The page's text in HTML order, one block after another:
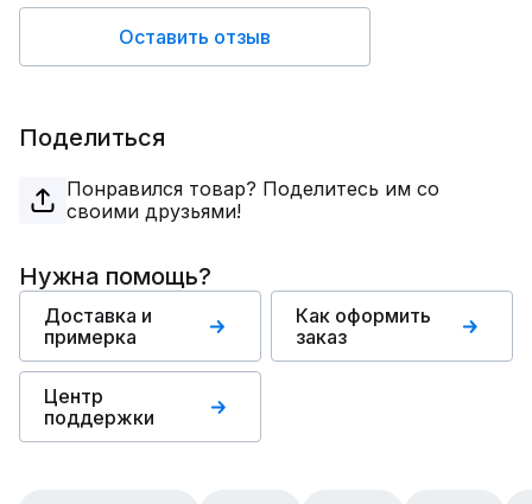
Оставить отзыв
Поделиться
Понравился товар? Поделитесь им со
своими друзьями!
Нужна помощь?
Доставка и
примерка
Как оформить
заказ
Центр
поддержки